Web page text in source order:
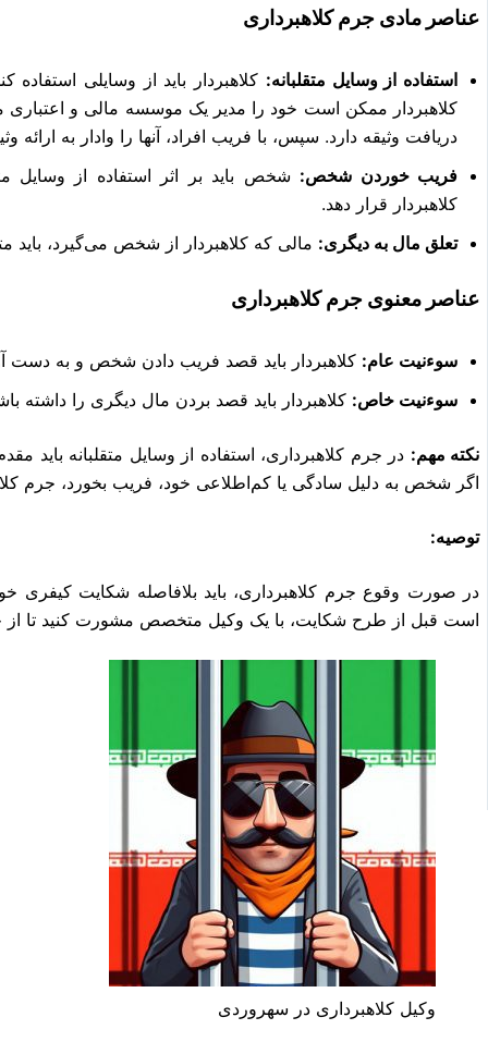
عناصر مادی جرم کلاهبرداری
استفاده از وسایل متقلبانه: کلاهبردار باید از وسایلی
کلاهبردار ممکن است خود را مدیر یک موسسه مالی و اعتباری
دریافت وثیقه دارد. سپس، با فریب افراد، آنها را وادار به ارائه
فریب خوردن شخص: شخص باید بر اثر استفاده از وسایل
کلاهبردار قرار دهد.
تعلق مال به دیگری: مالی که کلاهبردار از شخص می‌گیرد، باید
عناصر معنوی جرم کلاهبرداری
سوءنیت عام: کلاهبردار باید قصد فریب دادن شخص و به دست
سوءنیت خاص: کلاهبردار باید قصد بردن مال دیگری را داشته
نکته مهم: در جرم کلاهبرداری، استفاده از وسایل متقلبانه
اگر شخص به دلیل سادگی یا کم‌اطلاعی خود، فریب بخورد، جرم
توصیه:
در صورت وقوع جرم کلاهبرداری، باید بلافاصله شکایت کیفری
است قبل از طرح شکایت، با یک وکیل متخصص مشورت کنید تا از
وکیل‌ کلاهبرداری در سهروردی